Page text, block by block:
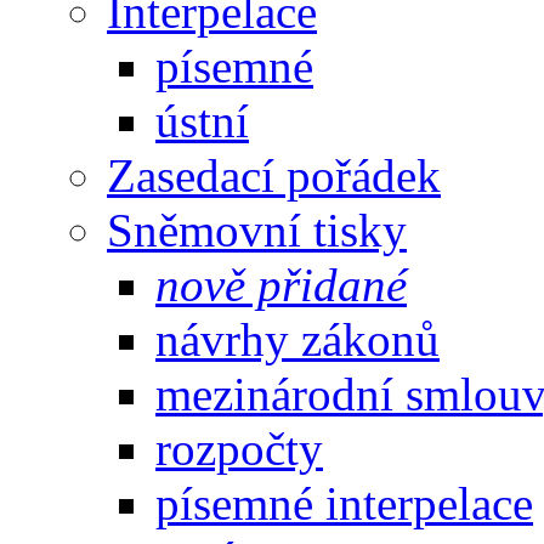
Interpelace
písemné
ústní
Zasedací pořádek
Sněmovní tisky
nově přidané
návrhy zákonů
mezinárodní
rozpočty
písemné interpelace